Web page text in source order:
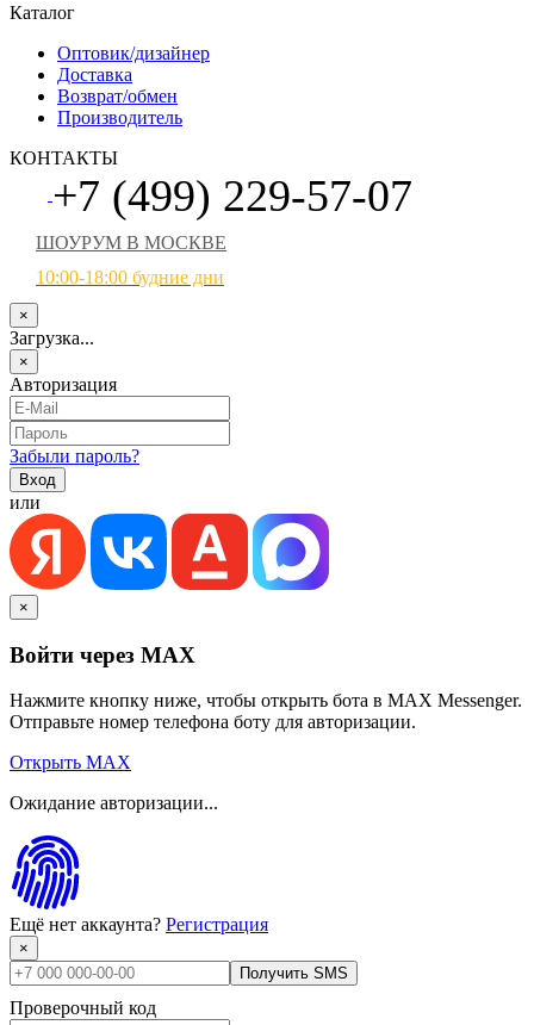
Каталог
Оптовик/дизайнер
Доставка
Возврат/обмен
Производитель
КОНТАКТЫ
+7 (499) 229-57-07
ШОУРУМ В МОСКВЕ
10:00-18:00 будние дни
×
Загрузка...
×
Авторизация
Забыли пароль?
или
×
Войти через MAX
Нажмите кнопку ниже, чтобы открыть бота в MAX Messenger.
Отправьте номер телефона боту для авторизации.
Открыть MAX
Ожидание авторизации...
Ещё нет аккаунта? Регистрация
×
Получить SMS
Проверочный код